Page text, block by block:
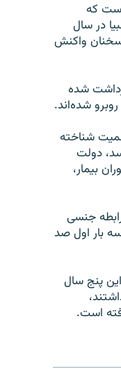
که
در سال
سخنان واکنش
شده
شده‌اند.
شناخته
دولت
بیمار،
جنسی
بار اول صد
پنج سال
است.